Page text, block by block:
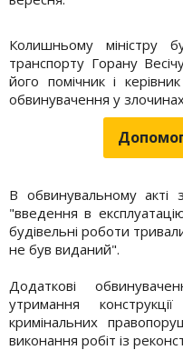
Колишньому міністру
транспорту Горану
його помічник і
обвинувачення у
В обвинувальному акті
"введення в
будівельні роботи
не був виданий".
Додаткові
утримання
кримінальних
виконання робіт із